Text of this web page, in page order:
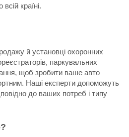
країні.
й установці охоронних
паркувальних
щоб зробити ваше авто
Наші експерти допоможуть
до ваших потреб і типу